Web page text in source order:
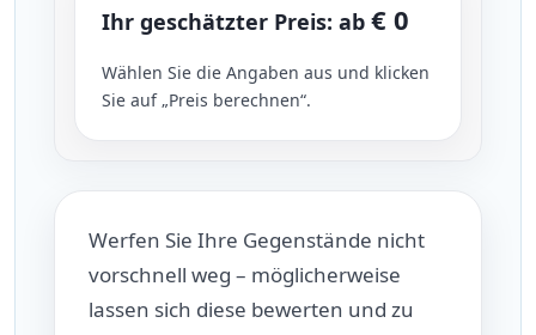
Ihr geschätzter Preis: ab € 0
Wählen Sie die Angaben aus und klicken
Sie auf „Preis berechnen“.
Werfen Sie Ihre Gegenstände nicht
vorschnell weg – möglicherweise
lassen sich diese bewerten und zu